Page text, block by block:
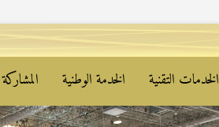
الخدمات التقنية الخدمة الوطنية